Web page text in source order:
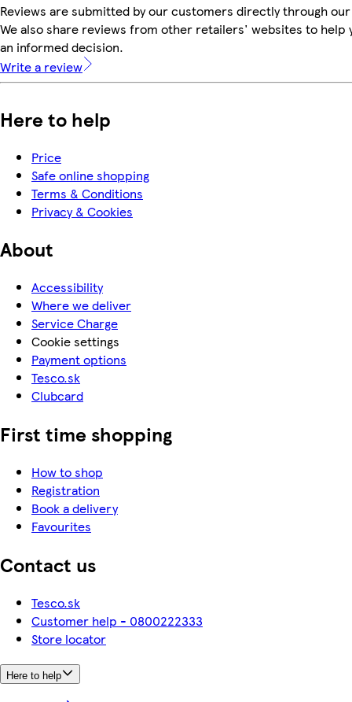
Reviews are submitted by our customers directly through
We also share reviews from other retailers' websites to help
an informed decision.
Write a review
Here to help
Price
Safe online shopping
Terms & Conditions
Privacy & Cookies
About
Accessibility
Where we deliver
Service Charge
Cookie settings
Payment options
Tesco.sk
Clubcard
First time shopping
How to shop
Registration
Book a delivery
Favourites
Contact us
Tesco.sk
Customer help - 0800222333
Store locator
Here to help